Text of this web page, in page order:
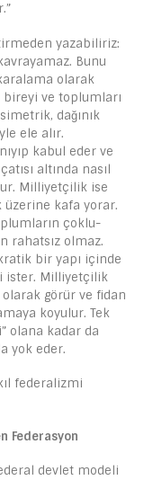
yazabiliriz:
Bunu
olarak
ve toplumları
dağınık
ele alır.
kabul eder ve
altında nasıl
Milliyetçilik ise
kafa yorar.
çoklu-
rahatsız olmaz.
bir yapı içinde
ister. Milliyetçilik
görür ve fidan
koyulur. Tek
olana kadar da
yok eder.
federalizmi
Federasyon
devlet modeli